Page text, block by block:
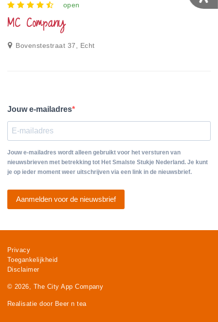
open
MC Company
Bovenstestraat 37, Echt
Jouw e-mailadres
Jouw e-mailadres wordt alleen gebruikt voor het versturen van
nieuwsbrieven met betrekking tot Het Smalste Stukje Nederland. Je kunt
je op ieder moment weer uitschrijven via een link in de nieuwsbrief.
Aanmelden voor de nieuwsbrief
Privacy
Toegankelijkheid
Disclaimer
© 2026, The City App Company
Realisatie door Beer n tea